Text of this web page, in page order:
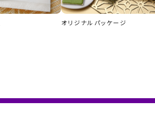
オリジナルパッケージ